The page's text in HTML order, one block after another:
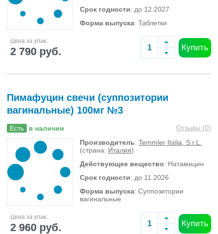
Срок годности: до 12.2027
Форма выпуска: Таблетки
Цена за упак.
2 790 руб. Купить
Пимафуцин свечи (суппозитории
вагинальные) 100мг №3
Есть в наличии Отзывы (0)
Производитель: Temmler Italia, S.r.L.
(страна: Италия)
Действующее вещество: Натамицин
Срок годности: до 11.2026
Форма выпуска: Суппозитории
вагинальные
Цена за упак.
2 960 руб. Купить